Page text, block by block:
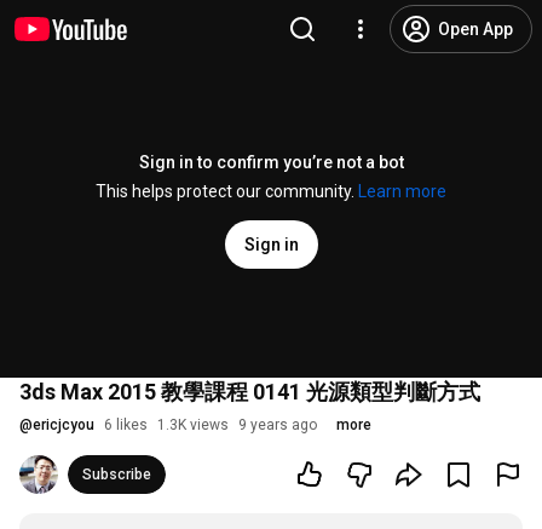
Open App
Sign in to confirm you’re not a bot
This helps protect our community.
Learn more
Sign in
3ds Max 2015 教學課程 0141 光源類型判斷方式
@ericjcyou 6 likes 1.3K views 9 years ago more
Subscribe